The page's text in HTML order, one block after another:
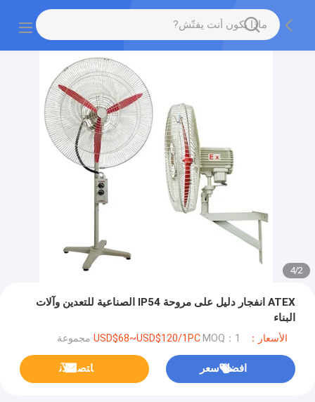
2
/
4
ATEX انفجار دليل على مروحة IP54 الصناعية للتعدين وآلات
البناء
الأسعار：USD$68~USD$120/1PC MOQ：1 مجموعة
افضل سعر ﺎﺘﺼﻟ ﺍﻶﻧ